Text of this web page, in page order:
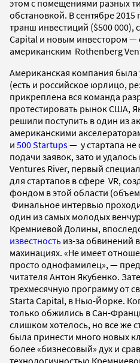
этом с помещениями разных
обстановкой. В сентябре
транш инвестиций ($500 000),
Capital и новым инвестором —
американским Rothenberg
Американская компания была
(есть и российское юрлицо,
прикреплена вся команда
протестировать рынок США,
решили поступить в один из
американскими
и 500 Startups— у стартапа не
подачи заявок, зато и
Ventures River, первый
для стартапов в сфере VR,
фондом в этой области
Финальное интервью
один из самых молодых
Кремниевой Долины,
известность из-за обвинений
махинациях. «Не имеет
просто однофамилец», —
читателя Антон Якубенко.
трехмесячную программу от
Starta Capital, в Нью-Йорке.
только обжились в Сан-
слишком хотелось, но все же
была принести много новых
более «бизнесовый» дух и
технологичностью